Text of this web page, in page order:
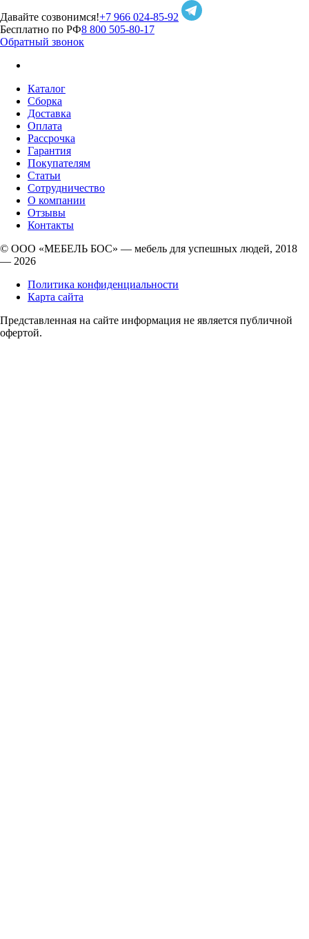
Давайте созвонимся!+7 966 024-85-92
Бесплатно по РФ8 800 505-80-17
Обратный звонок
Каталог
Сборка
Доставка
Оплата
Рассрочка
Гарантия
Покупателям
Статьи
Сотрудничество
О компании
Отзывы
Контакты
© ООО «МЕБЕЛЬ БОС» — мебель для успешных людей, 2018
— 2026
Политика конфиденциальности
Карта сайта
Представленная на сайте информация не является публичной
офертой.